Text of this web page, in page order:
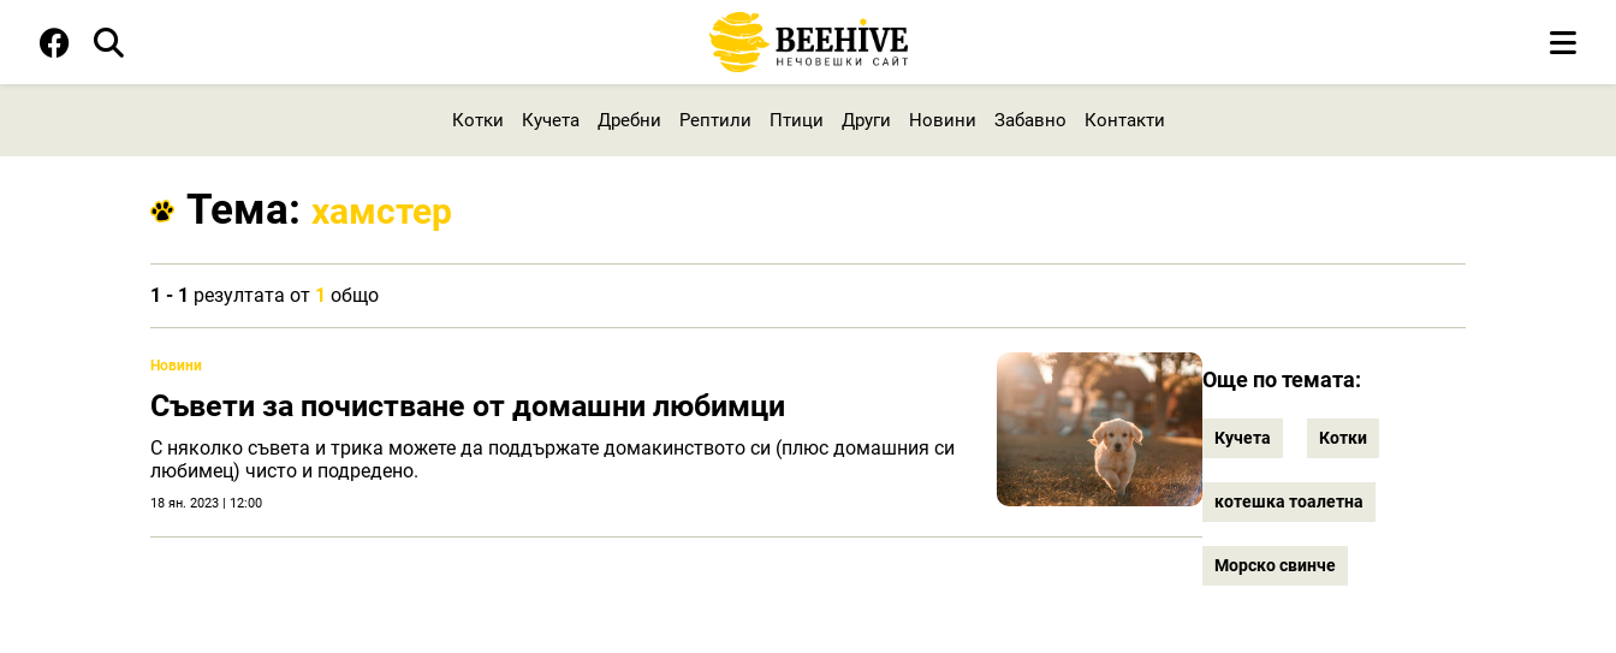
Котки Кучета Дребни Рептили Птици Други Новини Забавно Контакти
Тема: хамстер
1 - 1 резултата от 1 общо
Новини
Съвети за почистване от домашни любимци
С няколко съвета и трика можете да поддържате домакинството си (плюс домашния си
любимец) чисто и подредено.
18 ян. 2023 | 12:00
Още по темата:
Кучета Котки
котешка тоалетна
Морско свинче